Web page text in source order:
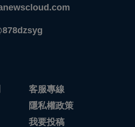
客服專線
隱私權政策
我要投稿